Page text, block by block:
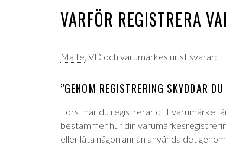
VARFÖR REGISTRERA
Maite, VD och varumärkesjurist svarar:
”GENOM REGISTRERING SKYDDAR
Först när du registrerar ditt varumärke
bestämmer hur din
eller låta någon annan använda det